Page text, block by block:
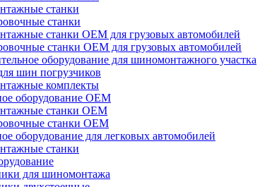
станки
станки
станки ОЕМ для грузовых автомобилей
станки ОЕМ для грузовых автомобилей
оборудование для шиномонтажного участка
шин погрузчиков
комплекты
оборудование ОЕМ
станки ОЕМ
станки ОЕМ
оборудование для легковых автомобилей
станки
для шиномонтажа